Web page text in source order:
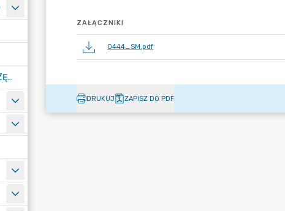
POLITYKA CIĄGŁOŚCI DZIAŁANIA URZĘDU MIASTA ŻORY
ZAŁĄCZNIKI
0444_SM.pdf
DRUKUJ ZAPISZ DO PDF